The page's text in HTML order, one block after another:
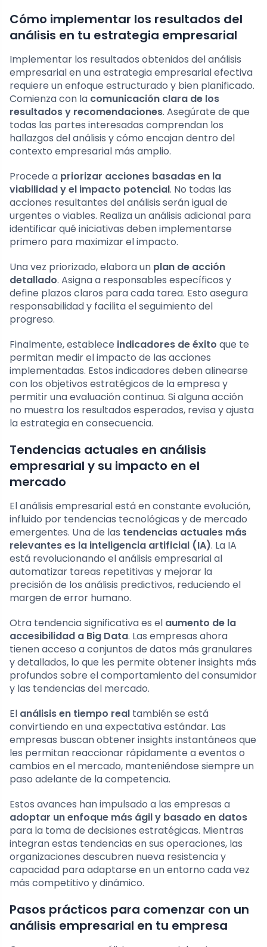
Cómo implementar los resultados del
análisis en tu estrategia empresarial
Implementar los resultados obtenidos del análisis
empresarial en una estrategia empresarial efectiva
requiere un enfoque estructurado y bien planificado.
Comienza con la comunicación clara de los
resultados y recomendaciones. Asegúrate de que
todas las partes interesadas comprendan los
hallazgos del análisis y cómo encajan dentro del
contexto empresarial más amplio.
Procede a priorizar acciones basadas en la
viabilidad y el impacto potencial. No todas las
acciones resultantes del análisis serán igual de
urgentes o viables. Realiza un análisis adicional para
identificar qué iniciativas deben implementarse
primero para maximizar el impacto.
Una vez priorizado, elabora un plan de acción
detallado. Asigna a responsables específicos y
define plazos claros para cada tarea. Esto asegura
responsabilidad y facilita el seguimiento del
progreso.
Finalmente, establece indicadores de éxito que te
permitan medir el impacto de las acciones
implementadas. Estos indicadores deben alinearse
con los objetivos estratégicos de la empresa y
permitir una evaluación continua. Si alguna acción
no muestra los resultados esperados, revisa y ajusta
la estrategia en consecuencia.
Tendencias actuales en análisis
empresarial y su impacto en el
mercado
El análisis empresarial está en constante evolución,
influido por tendencias tecnológicas y de mercado
emergentes. Una de las tendencias actuales más
relevantes es la inteligencia artificial (IA). La IA
está revolucionando el análisis empresarial al
automatizar tareas repetitivas y mejorar la
precisión de los análisis predictivos, reduciendo el
margen de error humano.
Otra tendencia significativa es el aumento de la
accesibilidad a Big Data. Las empresas ahora
tienen acceso a conjuntos de datos más granulares
y detallados, lo que les permite obtener insights más
profundos sobre el comportamiento del consumidor
y las tendencias del mercado.
El análisis en tiempo real también se está
convirtiendo en una expectativa estándar. Las
empresas buscan obtener insights instantáneos que
les permitan reaccionar rápidamente a eventos o
cambios en el mercado, manteniéndose siempre un
paso adelante de la competencia.
Estos avances han impulsado a las empresas a
adoptar un enfoque más ágil y basado en datos
para la toma de decisiones estratégicas. Mientras
integran estas tendencias en sus operaciones, las
organizaciones descubren nueva resistencia y
capacidad para adaptarse en un entorno cada vez
más competitivo y dinámico.
Pasos prácticos para comenzar con un
análisis empresarial en tu empresa